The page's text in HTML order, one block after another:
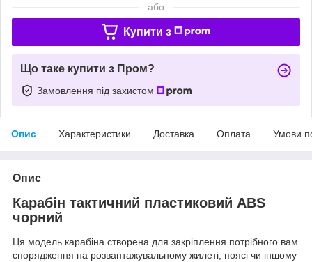
або
Купити з
Що таке купити з Пром?
Замовлення під захистом
Опис Характеристики Доставка Оплата Умови
Опис
Карабін тактичний пластиковий ABS
чорний
Ця модель карабіна створена для закріплення потрібного вам
спорядження на розвантажувальному жилеті, поясі чи іншому